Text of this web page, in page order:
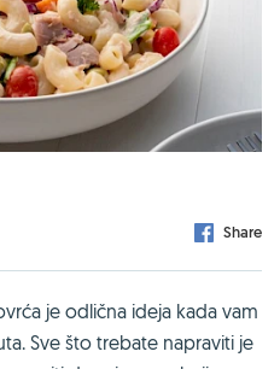
Share
je odlična ideja kada vam
Sve što trebate napraviti je